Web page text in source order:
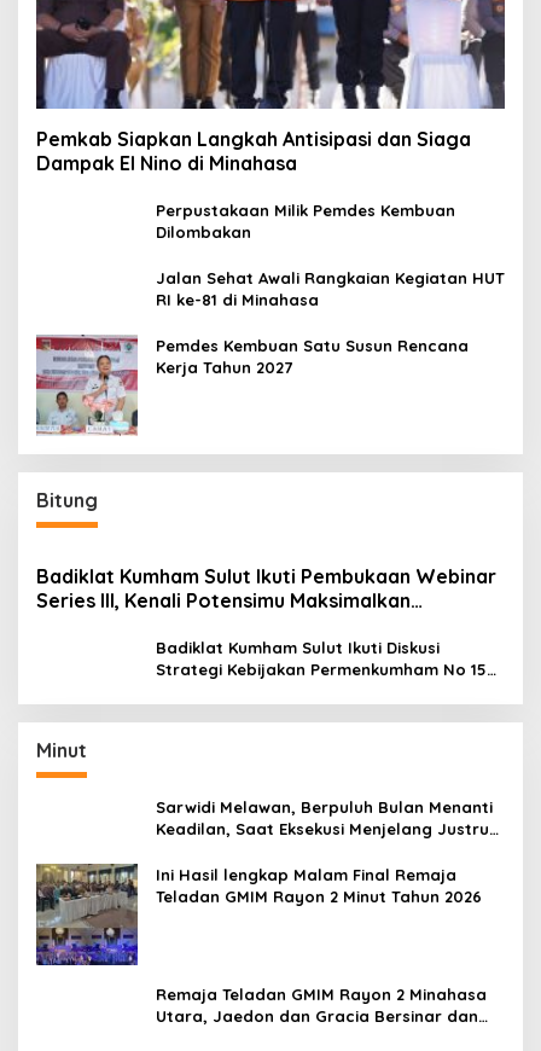
Pemkab Siapkan Langkah Antisipasi dan Siaga
Dampak El Nino di Minahasa
Perpustakaan Milik Pemdes Kembuan
Dilombakan
Jalan Sehat Awali Rangkaian Kegiatan HUT
RI ke-81 di Minahasa
Pemdes Kembuan Satu Susun Rencana
Kerja Tahun 2027
Bitung
Badiklat Kumham Sulut Ikuti Pembukaan Webinar
Series III, Kenali Potensimu Maksimalkan
Badiklat Kumham Sulut Ikuti Diskusi
Strategi Kebijakan Permenkumham No 15
Minut
Sarwidi Melawan, Berpuluh Bulan Menanti
Keadilan, Saat Eksekusi Menjelang Justru
Ini Hasil lengkap Malam Final Remaja
Teladan GMIM Rayon 2 Minut Tahun 2026
Remaja Teladan GMIM Rayon 2 Minahasa
Utara, Jaedon dan Gracia Bersinar dan